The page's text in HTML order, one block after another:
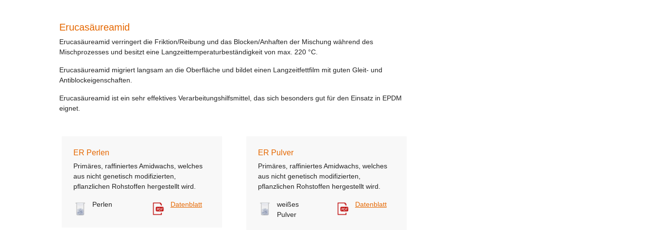
Erucasäureamid
Erucasäureamid verringert die Friktion/Reibung und das Blocken/Anhaften der Mischung während des
Mischprozesses und besitzt eine Langzeittemperaturbeständigkeit von max. 220 °C.
Erucasäureamid migriert langsam an die Oberfläche und bildet einen Langzeitfettfilm mit guten Gleit- und
Antiblockeigenschaften.
Erucasäureamid ist ein sehr effektives Verarbeitungshilfsmittel, das sich besonders gut für den Einsatz in EPDM
eignet.
ER Perlen
Primäres, raffiniertes Amidwachs, welches
aus nicht genetisch modifizierten,
pflanzlichen Rohstoffen hergestellt wird.
Perlen Datenblatt
ER Pulver
Primäres, raffiniertes Amidwachs, welches
aus nicht genetisch modifizierten,
pflanzlichen Rohstoffen hergestellt wird.
weißes
Pulver
Datenblatt